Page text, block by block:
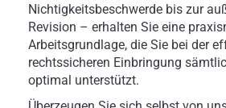
Nichtigkeitsbeschwerde bis zur
Revision – erhalten Sie eine
Arbeitsgrundlage, die Sie bei der
rechtssicheren Einbringung
optimal unterstützt.